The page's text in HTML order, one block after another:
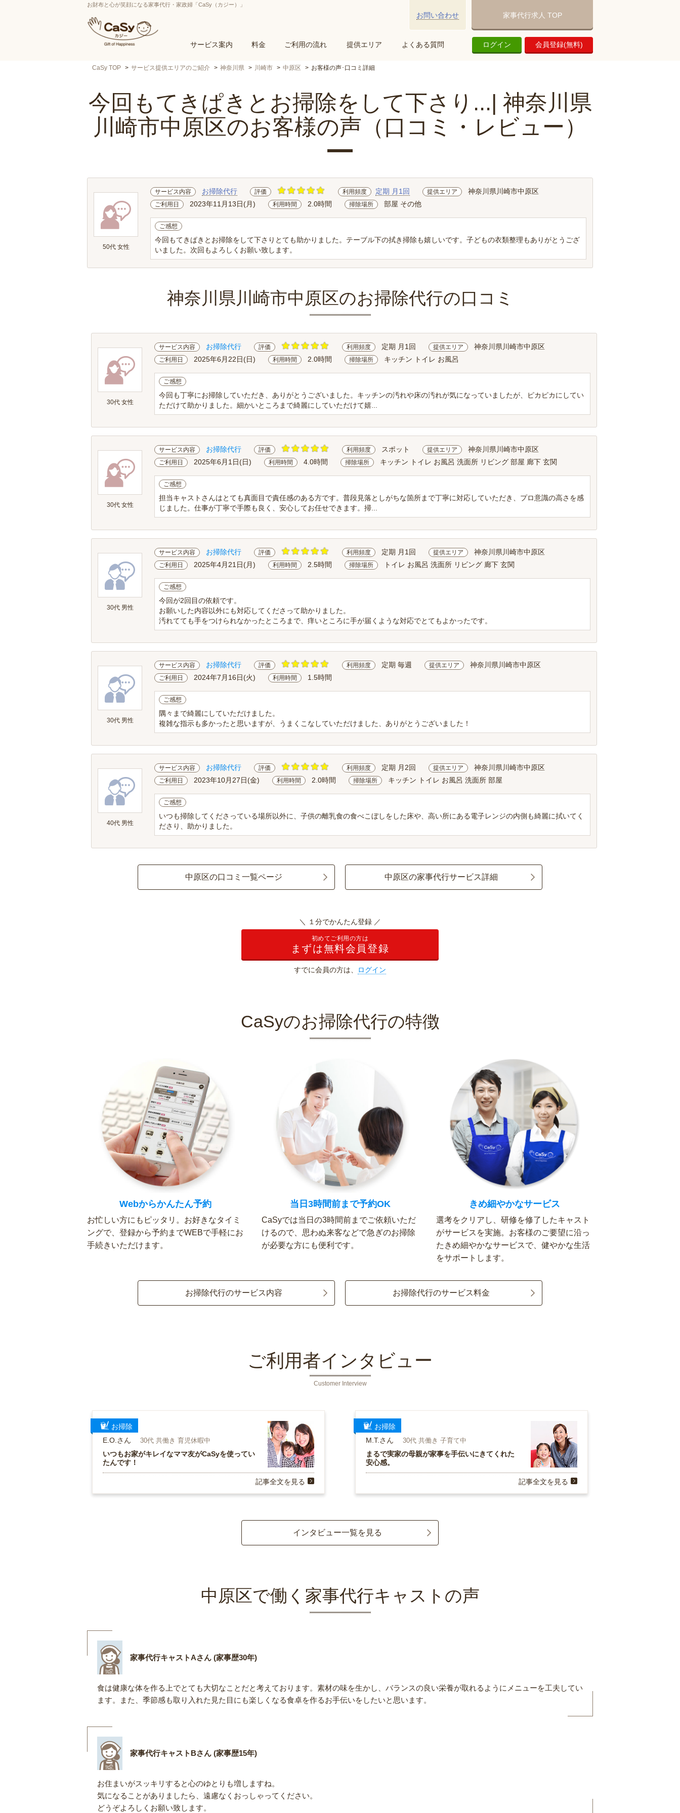
お財布と心が笑顔になる家事代行・家政婦「CaSy（カジー）」
サービス案内 料金 ご利用の流れ 提供エリア よくある質問 ログイン 会員登録(無料)
お問い合わせ 家事代行求人 TOP
CaSy TOP サービス提供エリアのご紹介 神奈川県 川崎市 中原区 お客様の声･口コミ詳細
今回もてきぱきとお掃除をして下さり...| 神奈川県
川崎市中原区のお客様の声（口コミ・レビュー）
50代 女性
サービス内容 お掃除代行 評価 利用頻度 定期 月1回 提供エリア 神奈川県川崎市中原区
ご利用日 2023年11月13日(月) 利用時間 2.0時間 掃除場所 部屋 その他
ご感想
今回もてきぱきとお掃除をして下さりとても助かりました。テーブル下の拭き掃除も嬉しいです。子どもの衣類整理もありがとうござ
いました。次回もよろしくお願い致します。
神奈川県川崎市中原区のお掃除代行の口コミ
30代 女性
サービス内容 お掃除代行 評価 利用頻度 定期 月1回 提供エリア 神奈川県川崎市中原区
ご利用日 2025年6月22日(日) 利用時間 2.0時間 掃除場所 キッチン トイレ お風呂
ご感想
今回も丁寧にお掃除していただき、ありがとうございました。キッチンの汚れや床の汚れが気になっていましたが、ピカピカにしてい
ただけて助かりました。細かいところまで綺麗にしていただけて嬉...
30代 女性
サービス内容 お掃除代行 評価 利用頻度 スポット 提供エリア 神奈川県川崎市中原区
ご利用日 2025年6月1日(日) 利用時間 4.0時間 掃除場所 キッチン トイレ お風呂 洗面所 リビング 部屋 廊下 玄関
ご感想
担当キャストさんはとても真面目で責任感のある方です。普段見落としがちな箇所まで丁寧に対応していただき、プロ意識の高さを感
じました。仕事が丁寧で手際も良く、安心してお任せできます。掃...
30代 男性
サービス内容 お掃除代行 評価 利用頻度 定期 月1回 提供エリア 神奈川県川崎市中原区
ご利用日 2025年4月21日(月) 利用時間 2.5時間 掃除場所 トイレ お風呂 洗面所 リビング 廊下 玄関
ご感想
今回が2回目の依頼です。
お願いした内容以外にも対応してくださって助かりました。
汚れてても手をつけられなかったところまで、痒いところに手が届くような対応でとてもよかったです。
30代 男性
サービス内容 お掃除代行 評価 利用頻度 定期 毎週 提供エリア 神奈川県川崎市中原区
ご利用日 2024年7月16日(火) 利用時間 1.5時間
ご感想
隅々まで綺麗にしていただけました。
複雑な指示も多かったと思いますが、うまくこなしていただけました、ありがとうございました！
40代 男性
サービス内容 お掃除代行 評価 利用頻度 定期 月2回 提供エリア 神奈川県川崎市中原区
ご利用日 2023年10月27日(金) 利用時間 2.0時間 掃除場所 キッチン トイレ お風呂 洗面所 部屋
ご感想
いつも掃除してくださっている場所以外に、子供の離乳食の食べこぼしをした床や、高い所にある電子レンジの内側も綺麗に拭いてく
ださり、助かりました。
中原区の口コミ一覧ページ 中原区の家事代行サービス詳細
＼ １分でかんたん登録 ／
初めてご利用の方は
まずは無料会員登録
すでに会員の方は、 ログイン
CaSyのお掃除代行の特徴
Webからかんたん予約
お忙しい方にもピッタリ。お好きなタイミ
ングで、登録から予約までWEBで手軽にお
手続きいただけます。
当日3時間前まで予約OK
CaSyでは当日の3時間前までご依頼いただ
けるので、思わぬ来客などで急ぎのお掃除
が必要な方にも便利です。
きめ細やかなサービス
選考をクリアし、研修を修了したキャスト
がサービスを実施。お客様のご要望に沿っ
たきめ細やかなサービスで、健やかな生活
をサポートします。
お掃除代行のサービス内容 お掃除代行のサービス料金
ご利用者インタビュー
Customer Interview
お掃除
E.O.さん
30代 共働き 育児休暇中
いつもお家がキレイなママ友がCaSyを使ってい
たんです！
記事全文を見る
お掃除
M.T.さん
30代 共働き 子育て中
まるで実家の母親が家事を手伝いにきてくれた
安心感。
記事全文を見る
インタビュー一覧を見る
中原区で働く家事代行キャストの声
家事代行キャストAさん (家事歴30年)
食は健康な体を作る上でとても大切なことだと考えております。素材の味を生かし、バランスの良い栄養が取れるようにメニューを工夫してい
ます。また、季節感も取り入れた見た目にも楽しくなる食卓を作るお手伝いをしたいと思います。
家事代行キャストBさん (家事歴15年)
お住まいがスッキリすると心のゆとりも増しますね。
気になることがありましたら、遠慮なくおっしゃってください。
どうぞよろしくお願い致します。